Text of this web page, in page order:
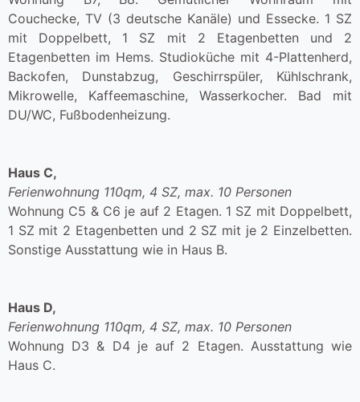
Couchecke, TV (3 deutsche Kanäle) und Essecke. 1 SZ
mit Doppelbett, 1 SZ mit 2 Etagenbetten und 2
Etagenbetten im Hems. Studioküche mit 4-Plattenherd,
Backofen, Dunstabzug, Geschirrspüler, Kühlschrank,
Mikrowelle, Kaffeemaschine, Wasserkocher. Bad mit
DU/WC, Fußbodenheizung.
Haus C,
Ferienwohnung 110qm, 4 SZ, max. 10 Personen
Wohnung C5 & C6 je auf 2 Etagen. 1 SZ mit Doppelbett,
1 SZ mit 2 Etagenbetten und 2 SZ mit je 2 Einzelbetten.
Sonstige Ausstattung wie in Haus B.
Haus D,
Ferienwohnung 110qm, 4 SZ, max. 10 Personen
Wohnung D3 & D4 je auf 2 Etagen. Ausstattung wie
Haus C.